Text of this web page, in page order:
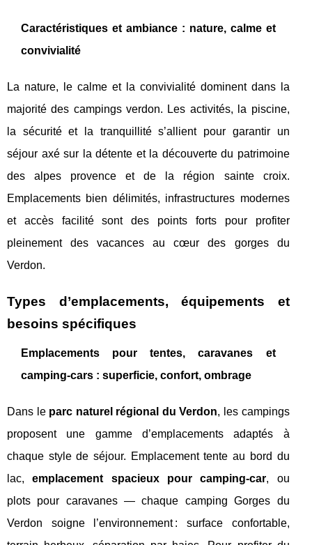
Caractéristiques et ambiance : nature, calme et
convivialité
La nature, le calme et la convivialité dominent dans la
majorité des campings verdon. Les activités, la piscine,
la sécurité et la tranquillité s’allient pour garantir un
séjour axé sur la détente et la découverte du patrimoine
des alpes provence et de la région sainte croix.
Emplacements bien délimités, infrastructures modernes
et accès facilité sont des points forts pour profiter
pleinement des vacances au cœur des gorges du
Verdon.
Types d’emplacements, équipements et
besoins spécifiques
Emplacements pour tentes, caravanes et
camping-cars : superficie, confort, ombrage
Dans le parc naturel régional du Verdon, les campings
proposent une gamme d’emplacements adaptés à
chaque style de séjour. Emplacement tente au bord du
lac,emplacement spacieux pour camping-car, ou
plots pour caravanes — chaque camping Gorges du
Verdon soigne l’environnement : surface confortable,